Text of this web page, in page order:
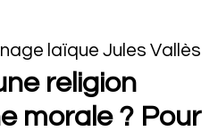
laïque Jules Vallès
religion
morale ? Pour